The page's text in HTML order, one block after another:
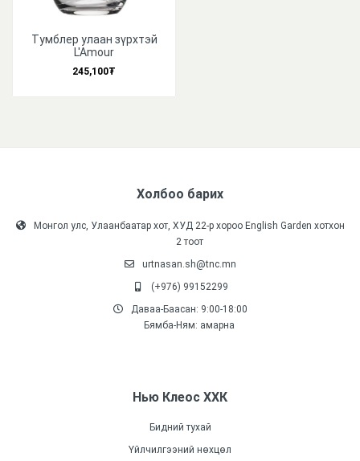
Тумблер улаан зүрхтэй
L'Amour
245,100₮
Холбоо барих
Монгол улс, Улаанбаатар хот, ХУД 22-р хороо English Garden хотхон
2 тоот
urtnasan.sh@tnc.mn
(+976) 99152299
Даваа-Баасан: 9:00-18:00
Бямба-Ням: амарна
Нью Клеос ХХК
Бидний тухай
Үйлчилгээний нөхцөл